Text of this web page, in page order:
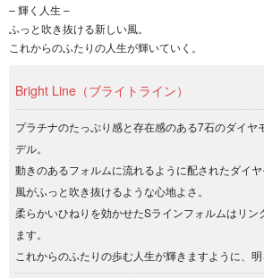
– 輝く人生 –
ふっと吹き抜ける新しい風。
これからのふたりの人生が輝いていく。
Bright Line（ブライトライン）
プラチナのたっぷり感と存在感のある7石のダイヤ
デル。
動きのあるフォルムに流れるように配されたダイ
風がふっと吹き抜けるような心地よさ。
柔らかいひねりを効かせたSラインフォルムはリン
ます。
これからのふたりの歩む人生が輝きますように、明